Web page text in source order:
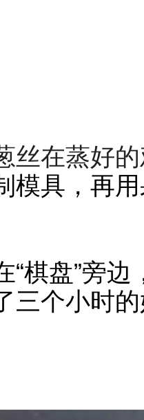
丝在蒸好
模具，再
“棋盘”旁
三个小时